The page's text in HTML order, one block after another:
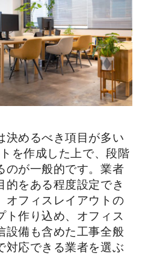
決めるべき項目が多い
を作成した上で、段階
のが一般的です。業者
的をある程度設定でき
オフィスレイアウトの
ト作り込め、オフィス
設備も含めた工事全般
対応できる業者を選ぶ